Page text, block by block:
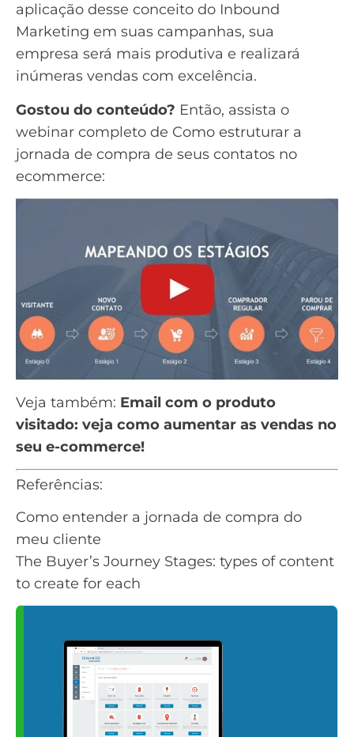
aplicação desse conceito do Inbound
Marketing em suas campanhas, sua
empresa será mais produtiva e realizará
inúmeras vendas com excelência.
Gostou do conteúdo? Então, assista o
webinar completo de Como estruturar a
jornada de compra de seus contatos no
ecommerce:
Veja também: Email com o produto
visitado: veja como aumentar as vendas no
seu e-commerce!
Referências:
Como entender a jornada de compra do
meu cliente
The Buyer’s Journey Stages: types of content
to create for each